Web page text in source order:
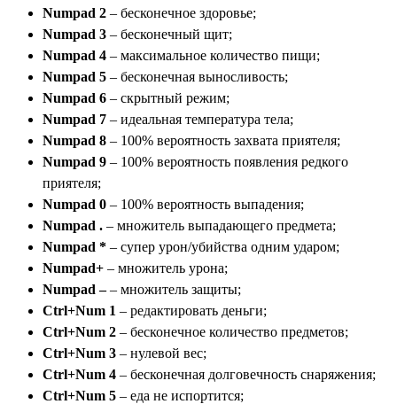
Numpad 2 – бесконечное здоровье;
Numpad 3 – бесконечный щит;
Numpad 4 – максимальное количество пищи;
Numpad 5 – бесконечная выносливость;
Numpad 6 – скрытный режим;
Numpad 7 – идеальная температура тела;
Numpad 8 – 100% вероятность захвата приятеля;
Numpad 9 – 100% вероятность появления редкого
приятеля;
Numpad 0 – 100% вероятность выпадения;
Numpad . – множитель выпадающего предмета;
Numpad * – супер урон/убийства одним ударом;
Numpad+ – множитель урона;
Numpad –– множитель защиты;
Ctrl+Num 1 – редактировать деньги;
Ctrl+Num 2 – бесконечное количество предметов;
Ctrl+Num 3 – нулевой вес;
Ctrl+Num 4 – бесконечная долговечность снаряжения;
Ctrl+Num 5 – еда не испортится;